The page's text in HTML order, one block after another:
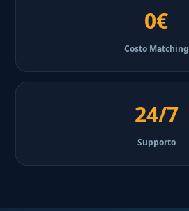
0€
Costo Matching
24/7
Supporto